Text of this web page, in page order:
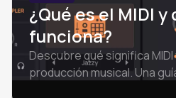
¿Qué es el MIDI y
funciona?
Descubre qué significa
producción musical. Una